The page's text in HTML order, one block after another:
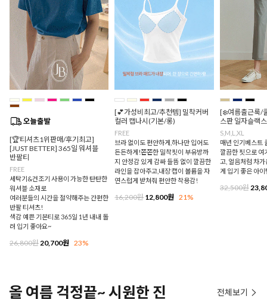
[🏆티셔츠1위판매/후기최고]
[JUST BETTER] 365일 워셔블
반팔티
FREE
세탁기&건조기 사용이 가능한 탄탄한
워셔블 소재로
여러분들의 시간을 절약해주는 간편한
반팔 티셔츠!
색감 예쁜 기본티로 365일 1년 내내 돌
려 입기 좋아요~
26,800원 20,700원 23%
[💕가성비최고/추천템] 밀착커버
컬러 캡나시(기본/롱)
FREE
브라 없이도 편안하게,하나만 입어도
든든하게!쫀쫀한 밀착핏이 부유방까
지 안정감 있게 감싸 들뜸 없이 깔끔한
라인을 잡아주고,내장 캡이 볼륨을 자
연스럽게 받쳐줘 편안한 착용감!
16,200원12,800원 21%
[❄️여름출근룩/
스판 일자슬랙스
S,M,L,XL
매년 인기베스트
깔끔한 핏으로 여
고, 얼음처럼 차
게 입기 좋은 아이
32,500원
올 여름 걱정끝~ 시원한 진 전체보기